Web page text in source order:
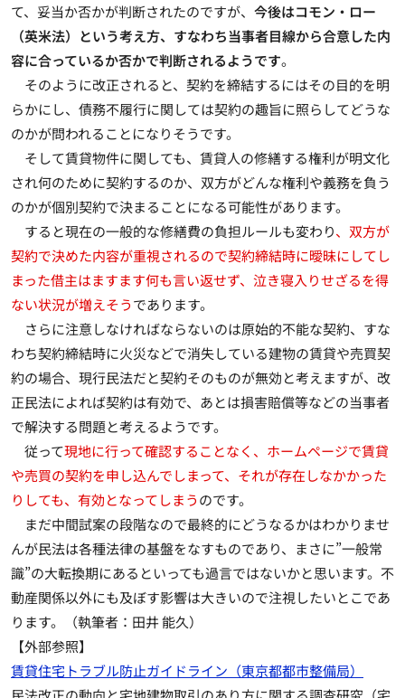
て、妥当か否かが判断されたのですが、 今後はコモン・ロー
（英米法）という考え方、すなわち当事者目線から合意した内
容に合っているか否かで判断されるようです。
そのように改正されると、契約を締結するにはその目的を明
らかにし、債務不履行に関しては契約の趣旨に照らしてどうな
のかが問われることになりそうです。
そして賃貸物件に関しても、賃貸人の修繕する権利が明文化
され何のために契約するのか、双方がどんな権利や義務を負う
のかが個別契約で決まることになる可能性があります。
すると現在の一般的な修繕費の負担ルールも変わり、双方が
契約で決めた内容が重視されるので契約締結時に曖昧にしてし
まった借主はますます何も言い返せず、泣き寝入りせざるを得
ない状況が増えそうであります。
さらに注意しなければならないのは原始的不能な契約、すな
わち契約締結時に火災などで消失している建物の賃貸や売買契
約の場合、現行民法だと契約そのものが無効と考えますが、改
正民法によれば契約は有効で、あとは損害賠償等などの当事者
で解決する問題と考えるようです。
従って現地に行って確認することなく、ホームページで賃貸
や売買の契約を申し込んでしまって、それが存在しなかかった
りしても、有効となってしまうのです。
まだ中間試案の段階なので最終的にどうなるかはわかりませ
んが民法は各種法律の基盤をなすものであり、まさに”一般常
識”の大転換期にあるといっても過言ではないかと思います。不
動産関係以外にも及ぼす影響は大きいので注視したいとこであ
ります。（執筆者：田井 能久）
【外部参照】
賃貸住宅トラブル防止ガイドライン（東京都都市整備局）